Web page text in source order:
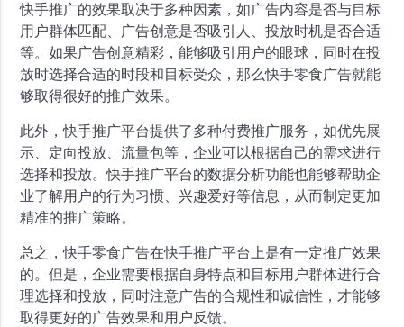
快手推广的效果取决于多种因素，如广告内容是否与目标
用户群体匹配、广告创意是否吸引人、投放时机是否合适
等。如果广告创意精彩，能够吸引用户的眼球，同时在投
放时选择合适的时段和目标受众，那么快手零食广告就能
够取得很好的推广效果。
此外，快手推广平台提供了多种付费推广服务，如优先展
示、定向投放、流量包等，企业可以根据自己的需求进行
选择和投放。快手推广平台的数据分析功能也能够帮助企
业了解用户的行为习惯、兴趣爱好等信息，从而制定更加
精准的推广策略。
总之，快手零食广告在快手推广平台上是有一定推广效果
的。但是，企业需要根据自身特点和目标用户群体进行合
理选择和投放，同时注意广告的合规性和诚信性，才能够
取得更好的广告效果和用户反馈。